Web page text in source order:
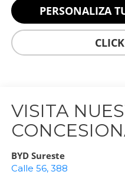
PERSONALIZA
VISITA
BYD Sureste
Calle 56, 388